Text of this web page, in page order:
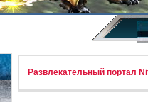
Развлекательный портал